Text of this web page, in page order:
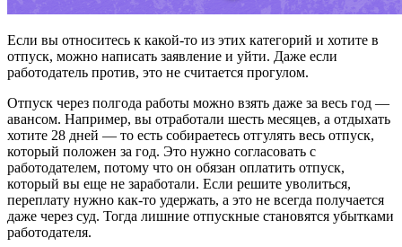
Если вы относитесь к какой-то из этих категорий и хотите в
отпуск, можно написать заявление и уйти. Даже если
работодатель против, это не считается прогулом.
Отпуск через полгода работы можно взять даже за весь год —
авансом. Например, вы отработали шесть месяцев, а отдыхать
хотите 28 дней — то есть собираетесь отгулять весь отпуск,
который положен за год. Это нужно согласовать с
работодателем, потому что он обязан оплатить отпуск,
который вы еще не заработали. Если решите уволиться,
переплату нужно как-то удержать, а это не всегда получается
даже через суд. Тогда лишние отпускные становятся убытками
работодателя.